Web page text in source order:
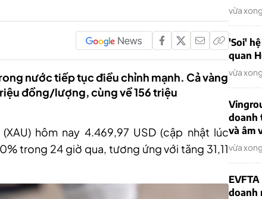
nước tiếp tục điều chỉnh mạnh. Cả vàng
đồng/lượng, cùng về 156 triệu
hôm nay 4.469,97 USD (cập nhật lúc
trong 24 giờ qua, tương ứng với tăng 31,11
vừa
'Soi'
quan
vừa
doanh
và âm
vừa
doanh